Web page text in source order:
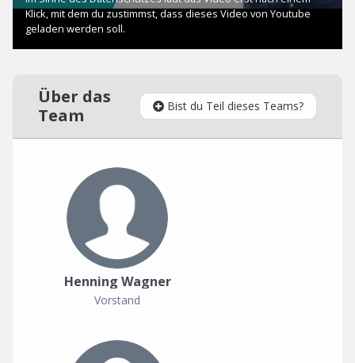
Über das
Team
Bist du Teil dieses Teams?
Henning Wagner
Vorstand